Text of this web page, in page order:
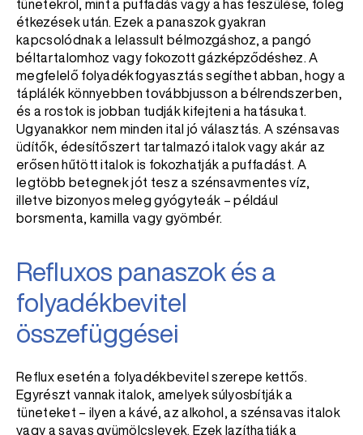
tünetekről, mint a puffadás vagy a has feszülése, főleg
étkezések után. Ezek a panaszok gyakran
kapcsolódnak a lelassult bélmozgáshoz, a pangó
béltartalomhoz vagy fokozott gázképződéshez. A
megfelelő folyadékfogyasztás segíthet abban, hogy a
táplálék könnyebben továbbjusson a bélrendszerben,
és a rostok is jobban tudják kifejteni a hatásukat.
Ugyanakkor nem minden ital jó választás. A szénsavas
üdítők, édesítőszert tartalmazó italok vagy akár az
erősen hűtött italok is fokozhatják a puffadást. A
legtöbb betegnek jót tesz a szénsavmentes víz,
illetve bizonyos meleg gyógyteák – például
borsmenta, kamilla vagy gyömbér.
Refluxos panaszok és a
folyadékbevitel
összefüggései
Reflux esetén a folyadékbevitel szerepe kettős.
Egyrészt vannak italok, amelyek súlyosbítják a
tüneteket – ilyen a kávé, az alkohol, a szénsavas italok
vagy a savas gyümölcslevek. Ezek lazíthatják a